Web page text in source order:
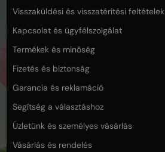
Visszaküldési és visszatérítési feltételek
Kapcsolat és ügyfélszolgálat
Termékek és minőség
Fizetés és biztonság
Garancia és reklamáció
Segítség a választáshoz
Üzletünk és személyes vásárlás
Vásárlás és rendelés